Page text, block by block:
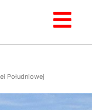
Południowej